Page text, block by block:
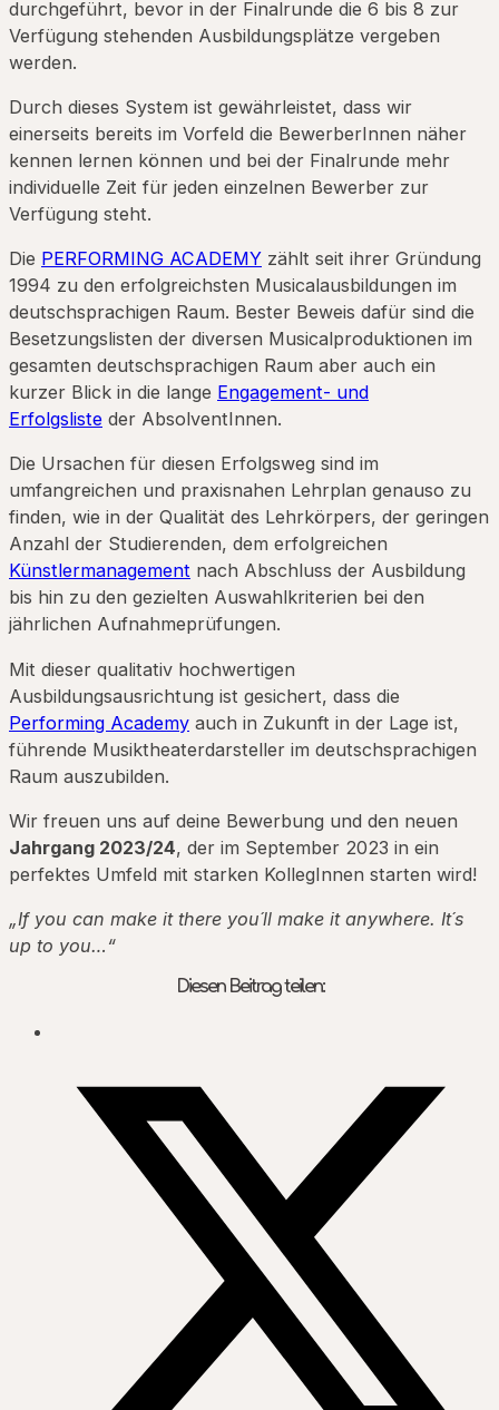
durchgeführt, bevor in der Finalrunde die 6 bis 8 zur
Verfügung stehenden Ausbildungsplätze vergeben
werden.
Durch dieses System ist gewährleistet, dass wir
einerseits bereits im Vorfeld die BewerberInnen näher
kennen lernen können und bei der Finalrunde mehr
individuelle Zeit für jeden einzelnen Bewerber zur
Verfügung steht.
Die PERFORMING ACADEMY zählt seit ihrer Gründung
1994 zu den erfolgreichsten Musicalausbildungen im
deutschsprachigen Raum. Bester Beweis dafür sind die
Besetzungslisten der diversen Musicalproduktionen im
gesamten deutschsprachigen Raum aber auch ein
kurzer Blick in die lange Engagement- und
Erfolgsliste der AbsolventInnen.
Die Ursachen für diesen Erfolgsweg sind im
umfangreichen und praxisnahen Lehrplan genauso zu
finden, wie in der Qualität des Lehrkörpers, der geringen
Anzahl der Studierenden, dem erfolgreichen
Künstlermanagement nach Abschluss der Ausbildung
bis hin zu den gezielten Auswahlkriterien bei den
jährlichen Aufnahmeprüfungen.
Mit dieser qualitativ hochwertigen
Ausbildungsausrichtung ist gesichert, dass die
Performing Academy auch in Zukunft in der Lage ist,
führende Musiktheaterdarsteller im deutschsprachigen
Raum auszubilden.
Wir freuen uns auf deine Bewerbung und den neuen
Jahrgang 2023/24, der im September 2023 in ein
perfektes Umfeld mit starken KollegInnen starten wird!
„If you can make it there you´ll make it anywhere. It´s
up to you…“
Diesen Beitrag teilen: